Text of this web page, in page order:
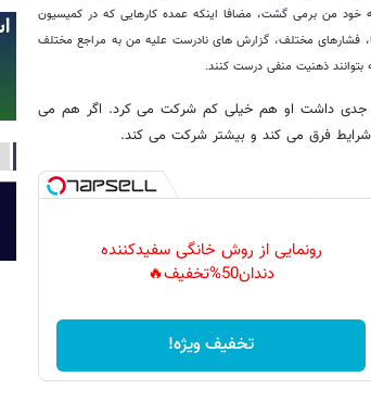
خود من برمی گشت، مضافا اینکه عمده کارهایی که در کمیسیون
فشارهای مختلف، گزارش های نادرست علیه من به مراجع مختلف
بتوانند ذهنیت منفی درست کنند.
جدی داشت او هم خیلی کم شرکت می کرد. اگر هم می
فرق می کند و بیشتر شرکت می کند.
رونمایی از روش خانگی سفیدکننده
دندان50%تخفیف🔥
تخفیف ویژه!